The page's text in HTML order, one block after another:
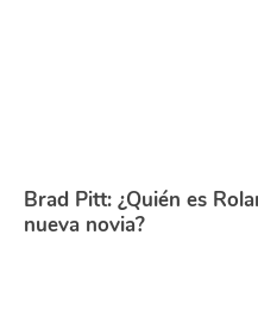
Brad Pitt: ¿Quién es
nueva novia?